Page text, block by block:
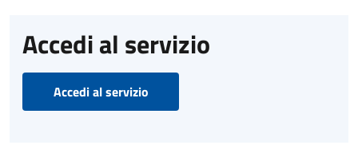
Accedi al servizio
Accedi al servizio